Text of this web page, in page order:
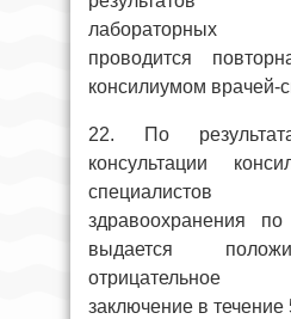
лабораторных
проводится
консилиумом врачей-
22. По
консультации
специалистов
здравоохранения по
выдается
отрицательное
заключение в течение